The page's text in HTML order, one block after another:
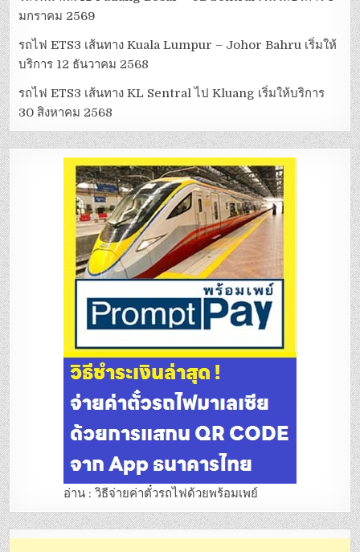
มกราคม 2569
รถไฟ ETS3 เส้นทาง Kuala Lumpur – Johor Bahru เริ่มให้
บริการ 12 ธันวาคม 2568
รถไฟ ETS3 เส้นทาง KL Sentral ไป Kluang เริ่มให้บริการ
30 สิงหาคม 2568
อ่าน : วิธีจ่ายค่าตั๋วรถไฟด้วยพร้อมเพย์